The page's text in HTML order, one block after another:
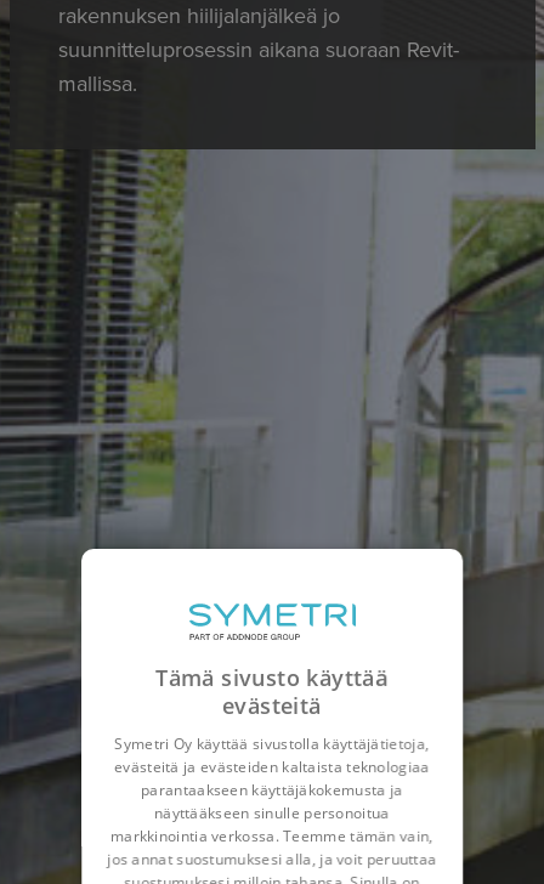
rakennuksen hiilijalanjälkeä jo
suunnitteluprosessin aikana suoraan Revit-
mallissa.
Tämä sivusto käyttää
evästeitä
Symetri Oy käyttää sivustolla käyttäjätietoja,
evästeitä ja evästeiden kaltaista teknologiaa
parantaakseen käyttäjäkokemusta ja
näyttääkseen sinulle personoitua
markkinointia verkossa. Teemme tämän vain,
jos annat suostumuksesi alla, ja voit peruuttaa